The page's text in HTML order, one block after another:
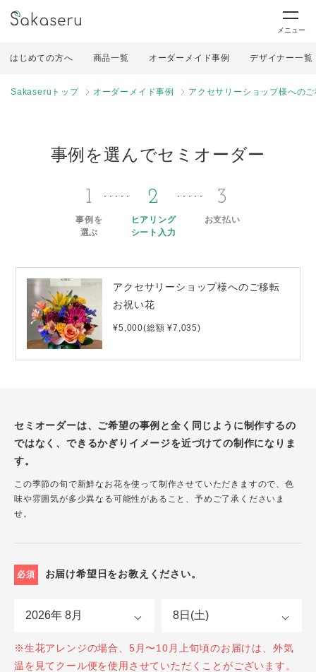
メニュー
はじめての方へ 商品一覧 オーダーメイド事例 デザイナー一覧
Sakaseruトップ オーダーメイド事例 アクセサリーショップ様への
事例を選んでセミオーダー
1
事例を
選ぶ
2
ヒアリング
シート入力
3
お支払い
アクセサリーショップ様へのご移転
お祝い花
¥5,000(総額 ¥7,035)
セミオーダーは、ご希望の事例と全く同じように制作するの
ではなく、できるかぎりイメージを近づけての制作になりま
す。
この季節の旬で新鮮なお花を使って制作させていただきますので、色
味や雰囲気が多少異なる可能性があること、予めご了承くださいま
せ。
必須 お届け希望日をお教えください。
※生花アレンジの場合、5月〜10月上旬頃のお届けは、外気
温を見てクール便を使用させていただくことがございます。